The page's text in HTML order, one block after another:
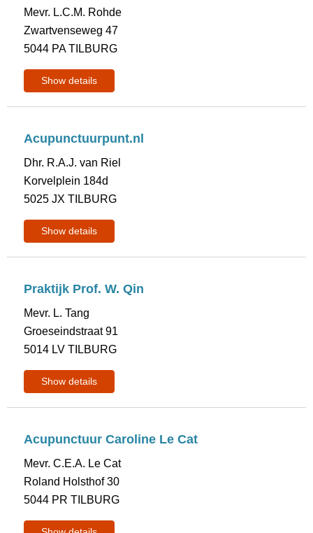
Mevr. L.C.M. Rohde
Zwartvenseweg 47
5044 PA TILBURG
Show details
Acupunctuurpunt.nl
Dhr. R.A.J. van Riel
Korvelplein 184d
5025 JX TILBURG
Show details
Praktijk Prof. W. Qin
Mevr. L. Tang
Groeseindstraat 91
5014 LV TILBURG
Show details
Acupunctuur Caroline Le Cat
Mevr. C.E.A. Le Cat
Roland Holsthof 30
5044 PR TILBURG